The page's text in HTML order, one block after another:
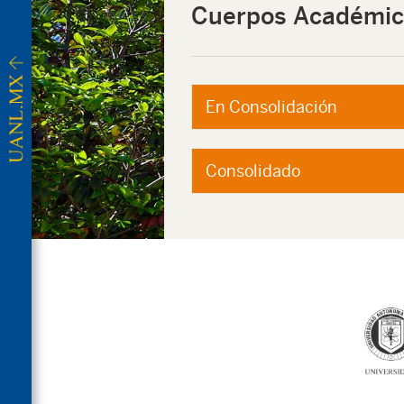
Cuerpos
En Consolidación
Consolidado